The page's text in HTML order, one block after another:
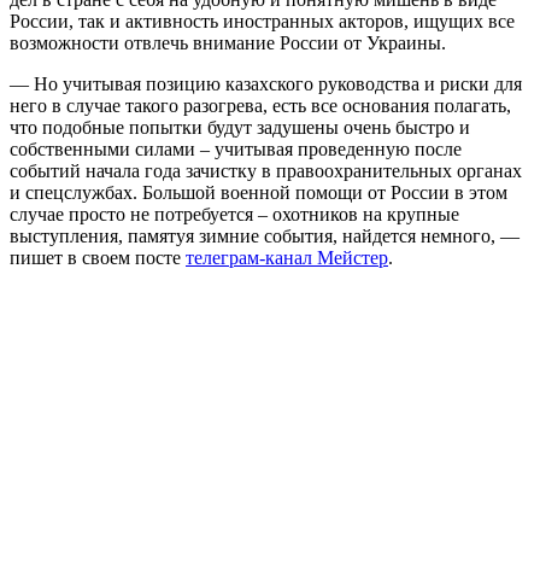
России, так и активность иностранных акторов, ищущих все
возможности отвлечь внимание России от Украины.
— Но учитывая позицию казахского руководства и риски для
него в случае такого разогрева, есть все основания полагать,
что подобные попытки будут задушены очень быстро и
собственными силами – учитывая проведенную после
событий начала года зачистку в правоохранительных органах
и спецслужбах. Большой военной помощи от России в этом
случае просто не потребуется – охотников на крупные
выступления, памятуя зимние события, найдется немного, —
пишет в своем посте телеграм-канал Мейстер.